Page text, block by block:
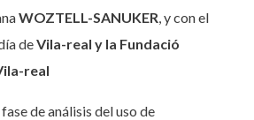
WOZTELL-SANUKER, y con el
deVila-real y la Fundació
real
de análisis del uso de